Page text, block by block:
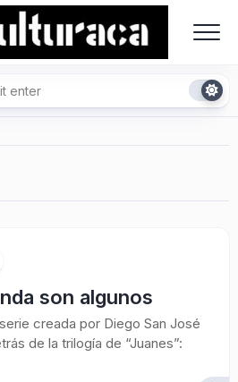
son algunos
creada por Diego San José
de la trilogía de “Juanes”: